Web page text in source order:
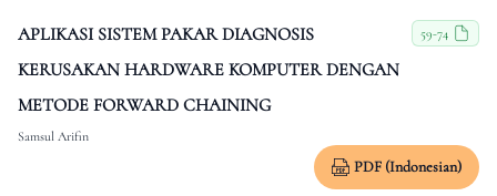
APLIKASI SISTEM PAKAR DIAGNOSIS
KERUSAKAN HARDWARE KOMPUTER DENGAN
METODE FORWARD CHAINING
59-74
Samsul Arifin
PDF (Indonesian)